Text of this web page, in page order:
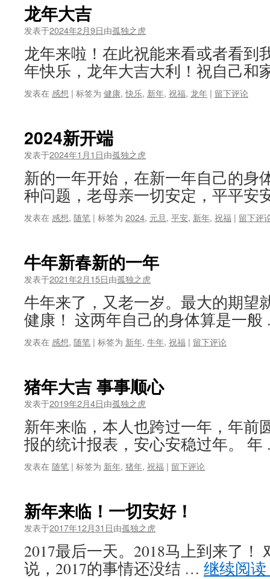
龙年大吉
发表于2024年2月9日由孤独之虎
龙年来啦！在此祝能来看或者看到
年快乐，龙年大吉大利！祝自己
发表在 感想 | 标签为 健康,快乐, 新年, 祝福, 龙年 | 留下评论
2024新开端
发表于2024年1月1日由孤独之虎
新的一年开始，在新一年自己的身
种问题，老母亲一切安定，平平
发表在 感想, 随笔 | 标签为 2024, 元旦, 平安, 新年, 祝福 | 留下评
牛年新春新的一年
发表于2021年2月15日由孤独之虎
牛年来了，又老一岁。最大的期望
健康！ 这两年自己的身体算是一
发表在 感想, 随笔 | 标签为 新年, 牛年, 祝福 | 留下评论
猪年大吉 事事顺心
发表于2019年2月4日由孤独之虎
新年来临，本人也跨过一年，年前
报的统计报表，安心安稳过年。
发表在 随笔 | 标签为 新年, 猪年, 祝福 | 留下评论
新年来临！一切安好！
发表于2017年12月31日由孤独之虎
2017最后一天。2018马上到来了！
说，2017的事情还没结 … 继续阅读